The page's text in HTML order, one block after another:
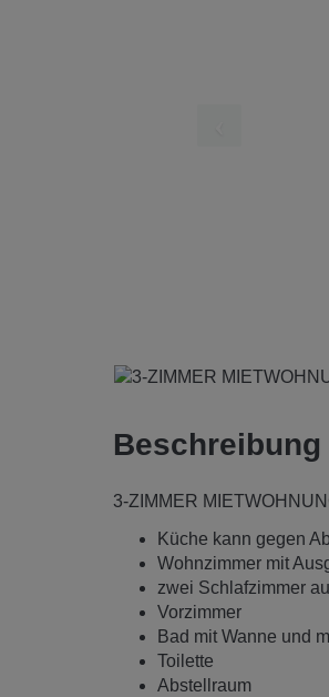
Beschreibung
3-ZIMMER
Küche kann gegen
Wohnzimmer mit
zwei Schlafzimmer
Vorzimmer
Bad mit Wanne und
Toilette
Abstellraum